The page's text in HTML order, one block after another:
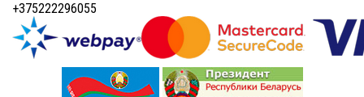
+375222296055